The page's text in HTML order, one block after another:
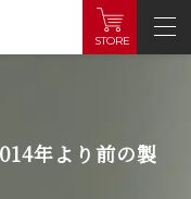
STORE
年より前の製